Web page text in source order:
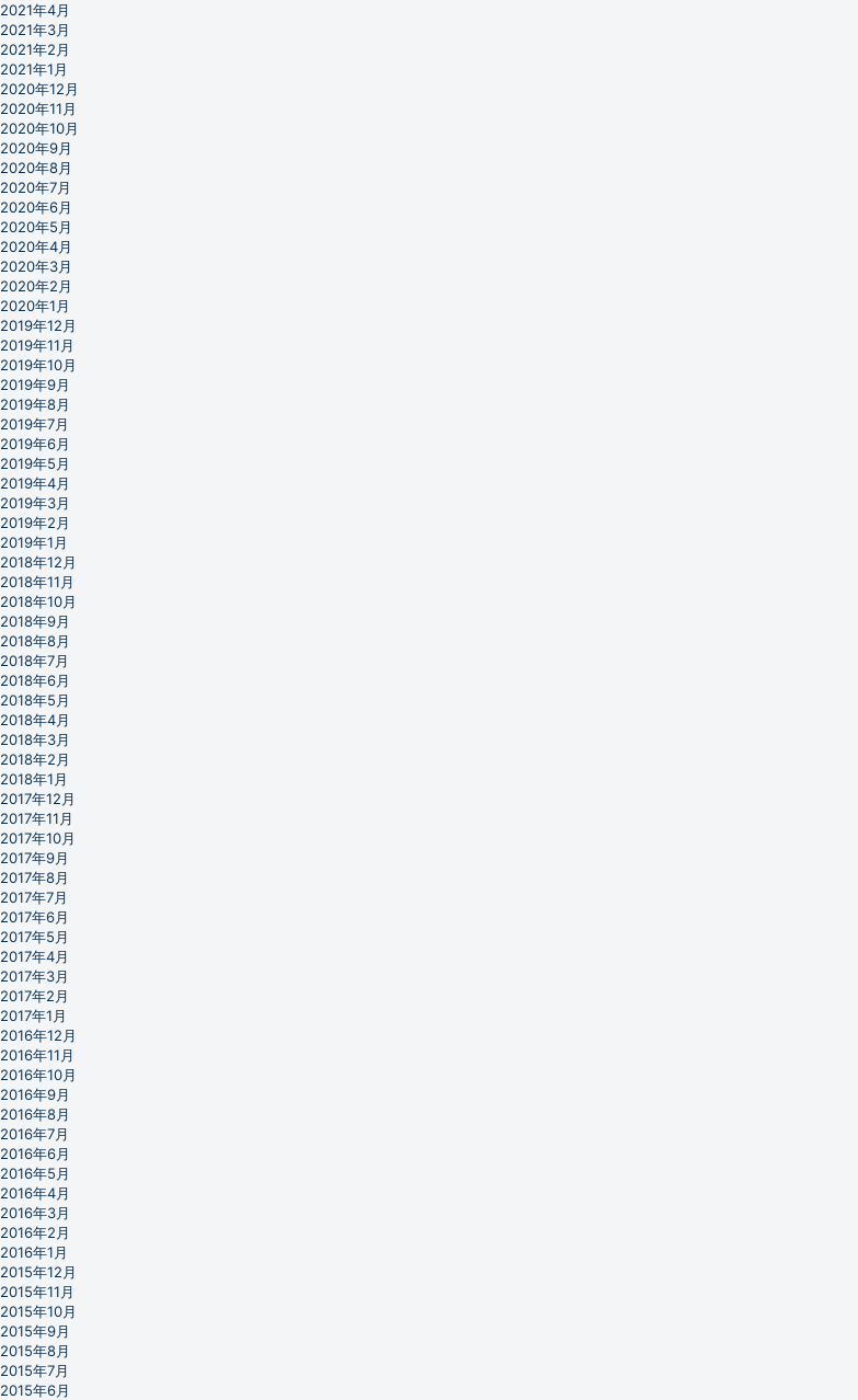
2021年4月
2021年3月
2021年2月
2021年1月
2020年12月
2020年11月
2020年10月
2020年9月
2020年8月
2020年7月
2020年6月
2020年5月
2020年4月
2020年3月
2020年2月
2020年1月
2019年12月
2019年11月
2019年10月
2019年9月
2019年8月
2019年7月
2019年6月
2019年5月
2019年4月
2019年3月
2019年2月
2019年1月
2018年12月
2018年11月
2018年10月
2018年9月
2018年8月
2018年7月
2018年6月
2018年5月
2018年4月
2018年3月
2018年2月
2018年1月
2017年12月
2017年11月
2017年10月
2017年9月
2017年8月
2017年7月
2017年6月
2017年5月
2017年4月
2017年3月
2017年2月
2017年1月
2016年12月
2016年11月
2016年10月
2016年9月
2016年8月
2016年7月
2016年6月
2016年5月
2016年4月
2016年3月
2016年2月
2016年1月
2015年12月
2015年11月
2015年10月
2015年9月
2015年8月
2015年7月
2015年6月